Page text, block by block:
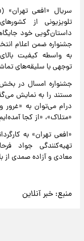
تلویزیونی از
داستان‌گویی خود
جشنواره ضمن اعلام
به واسطه کیفیت
توجهی با سلیقه‌های
مستند را به نمایش
درام می‌توان به «غرور
«متلاک»، «از کجا
«افعی تهران» به
تهیه‌کنندگی جواد
معادی و آزاده صمدی از
منبع: خبر آنلاین